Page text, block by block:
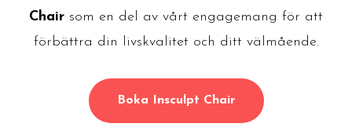
Chair som en del av vårt engagemang för att
förbättra din livskvalitet och ditt välmående.
Boka Insculpt Chair